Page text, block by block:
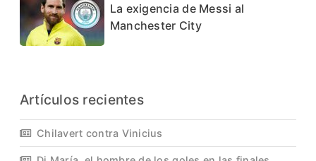
La exigencia de Messi al
Manchester City
Artículos recientes
Chilavert contra Vinicius